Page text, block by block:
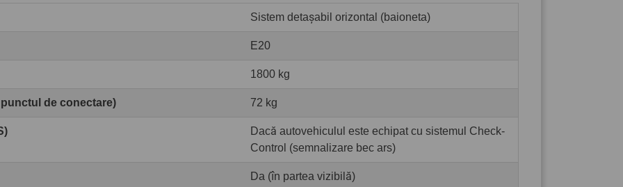
Sistem detașabil orizontal (baioneta)
E20
1800 kg
de conectare) 72 kg
Dacă autovehiculul este echipat cu sistemul Check-
Control (semnalizare bec ars)
Da (în partea vizibilă)